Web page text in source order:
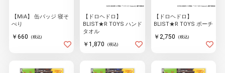
【MiA】 缶バッジ 寝そ
べり
￥660 (税込)
【ドロヘドロ】
BLIST★R TOYS ハンド
タオル
￥1,870 (税込)
【ドロヘドロ】
BLIST★R TOYS ポーチ
￥2,750 (税込)